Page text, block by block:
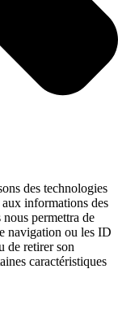
des technologies
informations des
permettra de
navigation ou les ID
de retirer son
caractéristiques